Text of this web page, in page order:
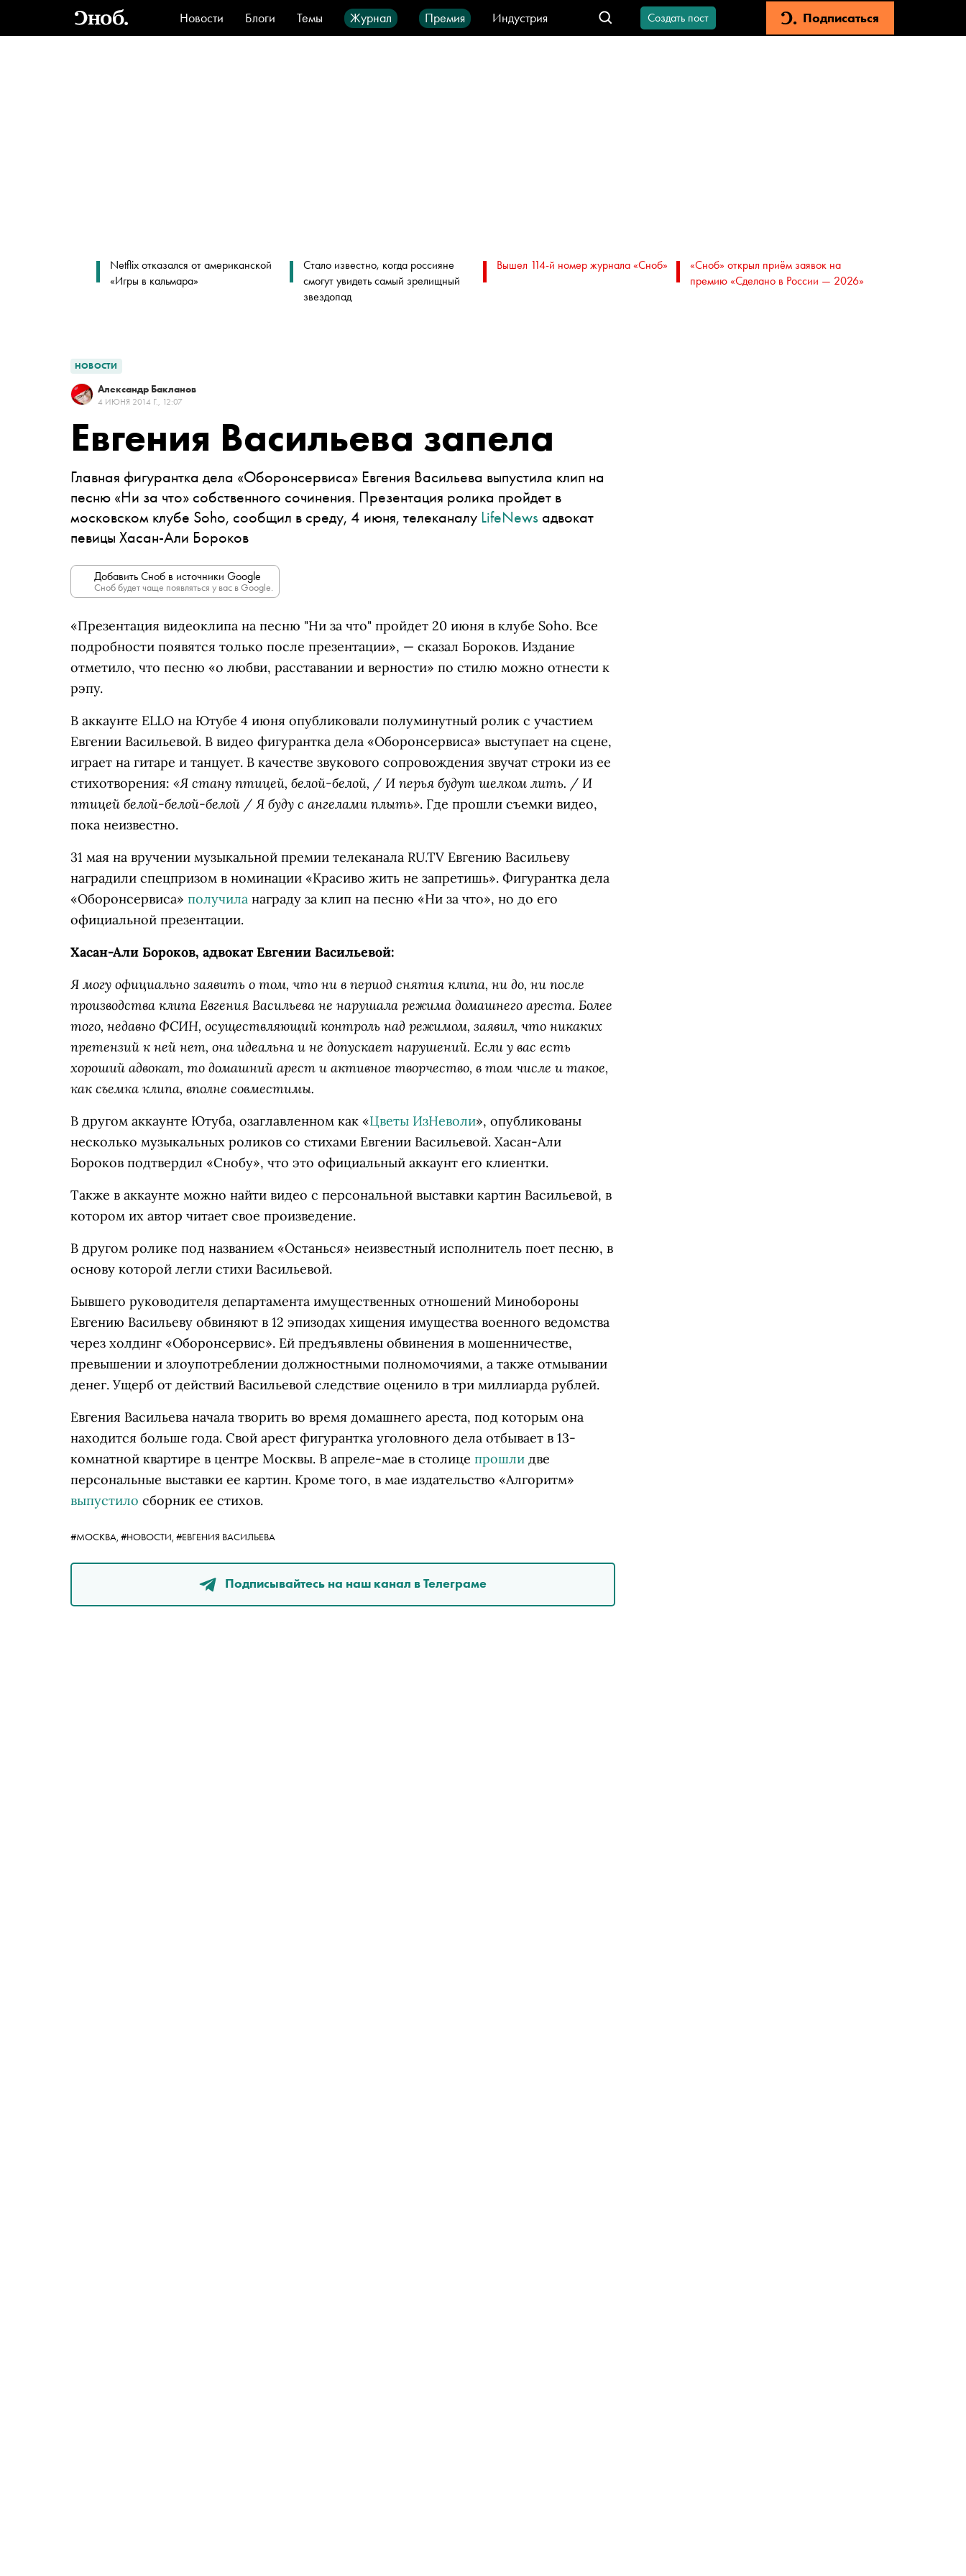
Новости Блоги Темы Журнал Премия
Индустрия
Стиль
Видео Город IT-продукты
Создать пост Подписаться
Netflix отказался от американской
«Игры в кальмара»
Стало известно, когда россияне
смогут увидеть самый зрелищный
звездопад
Вышел 114-й номер журнала «Сноб»
«Сноб» открыл приём заявок на
премию «Сделано в России — 2026»
НОВОСТИ
Александр Бакланов
4 ИЮНЯ 2014 Г., 12:07
Евгения Васильева запела
Главная фигурантка дела «Оборонсервиса» Евгения Васильева выпустила клип на
песню «Ни за что» собственного сочинения. Презентация ролика пройдет в
московском клубе Soho, сообщил в среду, 4 июня, телеканалу LifeNews адвокат
певицы Хасан-Али Бороков
Добавить Сноб в источники Google
Сноб будет чаще появляться у вас в Google.
«Презентация видеоклипа на песню "Ни за что" пройдет 20 июня в клубе Soho. Все
подробности появятся только после презентации», — сказал Бороков. Издание
отметило, что песню «о любви, расставании и верности» по стилю можно отнести к
рэпу.
В аккаунте ELLO на Ютубе 4 июня опубликовали полуминутный ролик с участием
Евгении Васильевой. В видео фигурантка дела «Оборонсервиса» выступает на сцене,
играет на гитаре и танцует. В качестве звукового сопровождения звучат строки из ее
стихотворения: «Я стану птицей, белой-белой, / И перья будут шелком лить. / И
птицей белой-белой-белой / Я буду с ангелами плыть». Где прошли съемки видео,
пока неизвестно.
31 мая на вручении музыкальной премии телеканала RU.TV Евгению Васильеву
наградили спецпризом в номинации «Красиво жить не запретишь». Фигурантка дела
«Оборонсервиса» получила награду за клип на песню «Ни за что», но до его
официальной презентации.
Хасан-Али Бороков, адвокат Евгении Васильевой:
Я могу официально заявить о том, что ни в период снятия клипа, ни до, ни после
производства клипа Евгения Васильева не нарушала режима домашнего ареста. Более
того, недавно ФСИН, осуществляющий контроль над режимом, заявил, что никаких
претензий к ней нет, она идеальна и не допускает нарушений. Если у вас есть
хороший адвокат, то домашний арест и активное творчество, в том числе и такое,
как съемка клипа, вполне совместимы.
В другом аккаунте Ютуба, озаглавленном как «Цветы ИзНеволи», опубликованы
несколько музыкальных роликов со стихами Евгении Васильевой. Хасан-Али
Бороков подтвердил «Снобу», что это официальный аккаунт его клиентки.
Также в аккаунте можно найти видео с персональной выставки картин Васильевой, в
котором их автор читает свое произведение.
В другом ролике под названием «Останься» неизвестный исполнитель поет песню, в
основу которой легли стихи Васильевой.
Бывшего руководителя департамента имущественных отношений Минобороны
Евгению Васильеву обвиняют в 12 эпизодах хищения имущества военного ведомства
через холдинг «Оборонсервис». Ей предъявлены обвинения в мошенничестве,
превышении и злоупотреблении должностными полномочиями, а также отмывании
денег. Ущерб от действий Васильевой следствие оценило в три миллиарда рублей.
Евгения Васильева начала творить во время домашнего ареста, под которым она
находится больше года. Свой арест фигурантка уголовного дела отбывает в 13-
комнатной квартире в центре Москвы. В апреле-мае в столице прошли две
персональные выставки ее картин. Кроме того, в мае издательство «Алгоритм»
выпустило сборник ее стихов.
#МОСКВА, #НОВОСТИ, #ЕВГЕНИЯ ВАСИЛЬЕВА
Подписывайтесь на наш канал в Телеграме